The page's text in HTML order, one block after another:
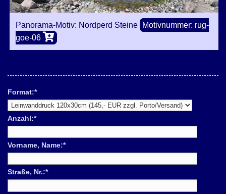
Panorama-Motiv: Nordperd Steine
Motivnummer: rug-
goe-06
Format:*
Anzahl:*
Vorname, Name:*
Straße, Nr.:*